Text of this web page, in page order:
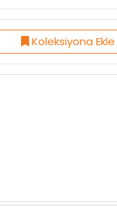
Koleksiyona Ekle